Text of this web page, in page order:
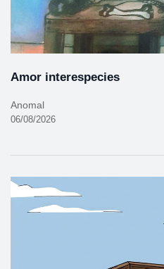
Amor interespecies
Anomal
06/08/2026